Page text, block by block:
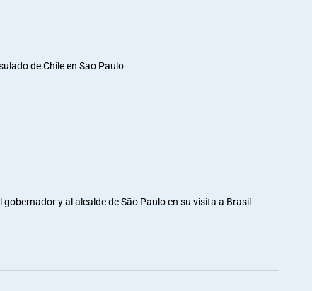
de Chile en Sao Paulo
y al alcalde de São Paulo en su visita a Brasil